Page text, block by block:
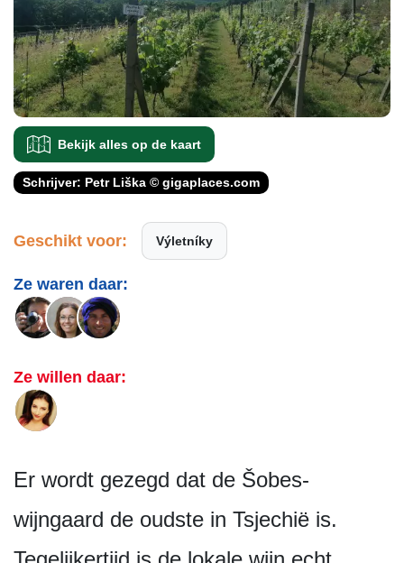
Bekijk alles op de kaart
Schrijver: Petr Liška © gigaplaces.com
Geschikt voor: Výletníky
Ze waren daar:
Ze willen daar:
Er wordt gezegd dat de Šobes-
wijngaard de oudste in Tsjechië is.